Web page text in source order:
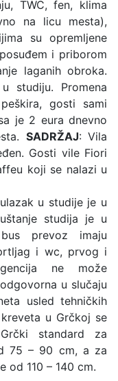
TWC, fen, klima
na licu mesta),
su opremljene
i priborom
laganih obroka.
studiju. Promena
gosti sami
je 2 eura dnevno
SADRŽAJ: Vila
Gosti vile Fiori
koji se nalazi u
u studije je u
studija je u
prevoz imaju
i wc, prvog i
ne može
u slučaju
usled tehničkih
u Grčkoj se
standard za
75 – 90 cm, a za
od 110 – 140 cm.